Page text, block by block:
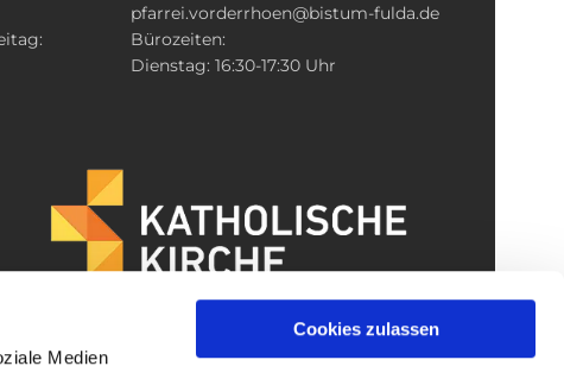
Medien
Cookies zulassen
pfarrei.vorderrhoen@bistum-fulda.de
Bürozeiten:
Dienstag: 16:30-17:30 Uhr